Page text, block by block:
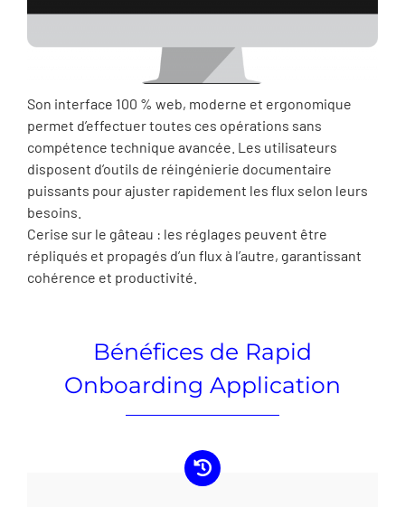
Son interface 100 % web, moderne et ergonomique
permet d’effectuer toutes ces opérations sans
compétence technique avancée. Les utilisateurs
disposent d’outils de réingénierie documentaire
puissants pour ajuster rapidement les flux selon leurs
besoins.
Cerise sur le gâteau : les réglages peuvent être
répliqués et propagés d’un flux à l’autre, garantissant
cohérence et productivité.
Bénéfices de Rapid
Onboarding Application